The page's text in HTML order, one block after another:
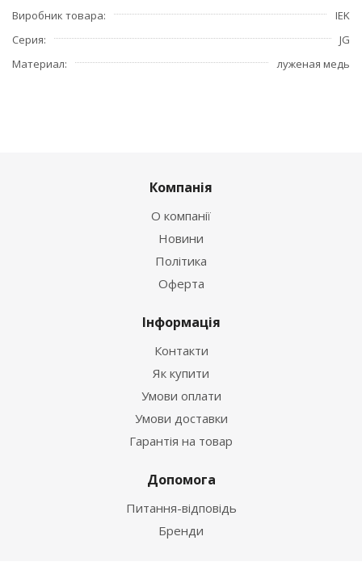
Виробник товара
IEK
Серия
JG
Материал
луженая медь
Компанія
О компанії
Новини
Політика
Оферта
Інформація
Контакти
Як купити
Умови оплати
Умови доставки
Гарантія на товар
Допомога
Питання-відповідь
Бренди